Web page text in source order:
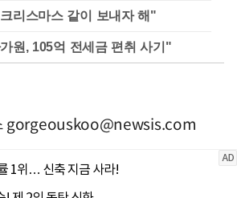
리스마스 같이 보내자 해"
원, 105억 전세금 편취 사기"
gorgeouskoo@newsis.com